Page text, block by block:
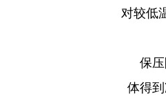
对较低
保
体得